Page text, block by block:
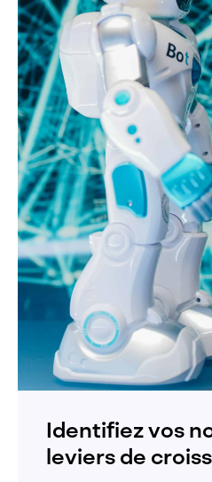
Identifiez vos
leviers de